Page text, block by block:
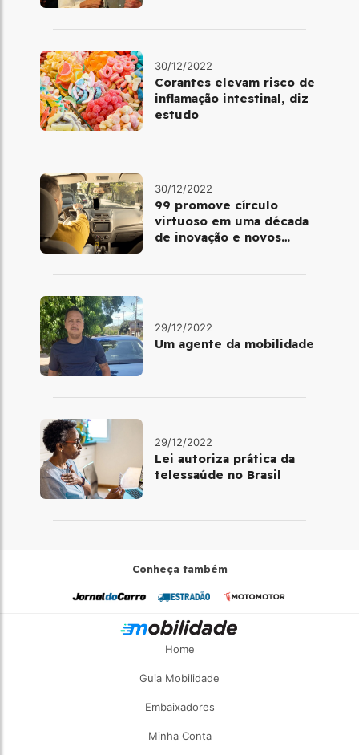
30/12/2022
Corantes elevam risco de
inflamação intestinal, diz
estudo
30/12/2022
99 promove círculo
virtuoso em uma década
de inovação e novos
29/12/2022
Um agente da mobilidade
29/12/2022
Lei autoriza prática da
telessaúde no Brasil
Conheça também
Home
Guia Mobilidade
Embaixadores
Minha Conta